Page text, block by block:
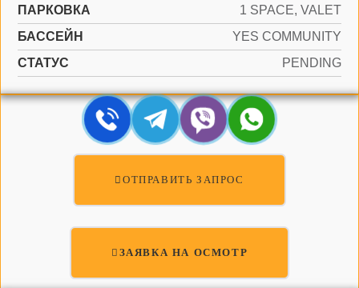
ПАРКОВКА
1 SPACE, VALET
БАССЕЙН
YES COMMUNITY
СТАТУС
PENDING
ОТПРАВИТЬ ЗАПРОС
ЗАЯВКА НА ОСМОТР